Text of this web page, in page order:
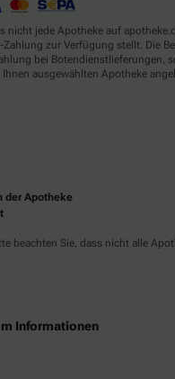
nicht jede Apotheke auf
zur Verfügung stellt. Die
bei Botendienstlieferungen,
ausgewählten Apotheke
der Apotheke
beachten Sie, dass nicht alle
Informationen